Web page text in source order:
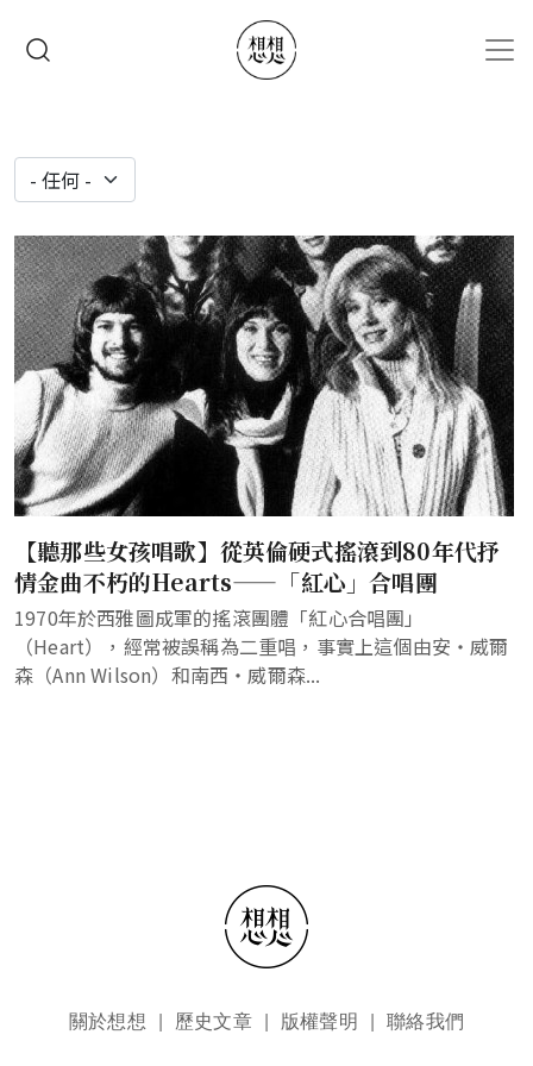
【聽那些女孩唱歌】從英倫硬式搖滾到80年代抒
情金曲不朽的Hearts——「紅心」合唱團
1970年於西雅圖成軍的搖滾團體「紅心合唱團」
（Heart），經常被誤稱為二重唱，事實上這個由安・威爾
森（Ann Wilson）和南西・威爾森...
頁尾選單關於想想 歷史文章 版權聲明 聯絡我們